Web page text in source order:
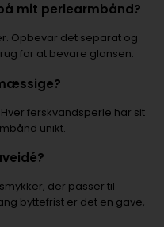
mit perlearmbånd?
Opbevar det separat og
for at bevare glansen.
ferskvandsperle har sit
unikt.
der passer til
byttefrist er det en gave,